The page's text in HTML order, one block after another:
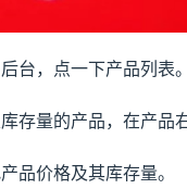
台，点一下产品列表。
存量的产品，在产品
品价格及其库存量。